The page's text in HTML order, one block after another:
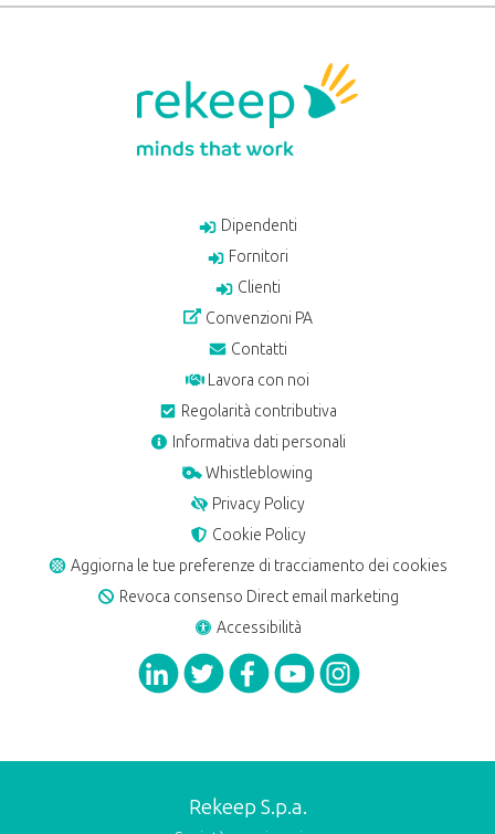
Dipendenti
Fornitori
Clienti
Convenzioni PA
Contatti
Lavora con noi
Regolarità contributiva
Informativa dati personali
Whistleblowing
Privacy Policy
Cookie Policy
Aggiorna le tue preferenze di tracciamento dei cookies
Revoca consenso Direct email marketing
Accessibilità
Rekeep S.p.a.